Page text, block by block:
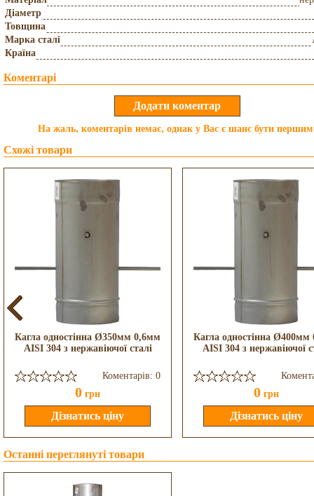
Діаметр
Товщина
Марка сталі
Країна
Коментарі
На жаль, коментарів немає, однак у Вас є шанс бути
Схожі товари
Кагла одностінна Ø350мм 0,6мм
AISI 304 з нержавіючої сталі
Коментарів: 0
0 грн
Кагла одностінна
AISI 304 з нержавіючої
0 грн
Останні переглянуті товари